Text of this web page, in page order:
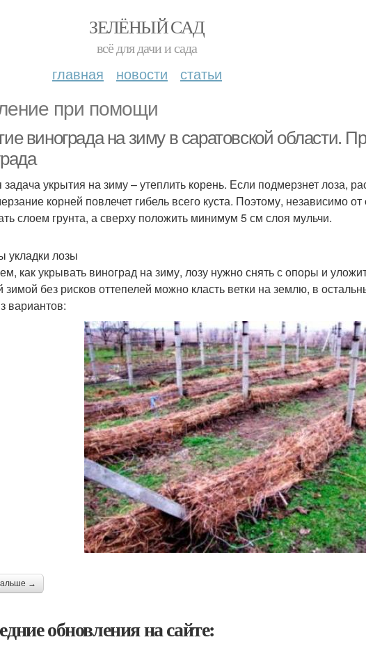
ЗЕЛЁНЫЙ САД
всё для дачи и сада
главная новости статьи
при помощи
винограда на зиму в саратовской области.
задача укрытия на зиму – утеплить корень. Если подмерзнет лоза,
корней повлечет гибель всего куста. Поэтому, независимо
слоем грунта, а сверху положить минимум 5 см слоя мульчи.
укладки лозы
как укрывать виноград на зиму, лозу нужно снять с опоры и
зимой без рисков оттепелей можно класть ветки на землю, в
вариантов:
→
обновления на сайте: